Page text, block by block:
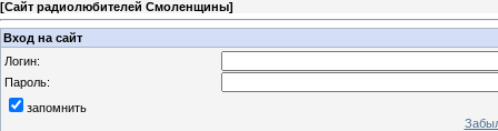
[Сайт радиолюбителей Смоленщины]
Вход на сайт
Логин:
Пароль:
запомнить